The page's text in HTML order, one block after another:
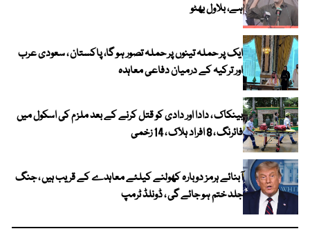
ہے، بلاول بھٹو
ایک پر حملہ تینوں پر حملہ تصور ہو گا، پاکستان ، سعودی عرب
اور ترکیہ کے درمیان دفاعی معاہدہ
بینکاک ، دادا اور دادی کو قتل کرنے کے بعد ملزم کی اسکول میں
فائرنگ ، 8 افراد ہلاک ، 14 زخمی
آبنائے ہرمز دوبارہ کھولنے کیلئے معاہدے کے قریب ہیں ، جنگ
جلد ختم ہو جائے گی ، ڈونلڈ ٹرمپ